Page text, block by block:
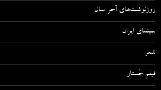
روزنوشت‌های آخر سال
سینمای ایران
شعر
فیلم جُستار